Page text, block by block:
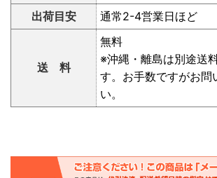
出荷目安
通常2-4営業日ほど
送 料
無料
※沖縄・離島は別途送
す。お手数ですがお問
い。